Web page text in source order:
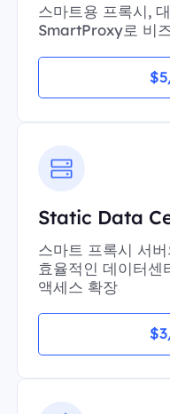
스마트용 프록시,
SmartProxy로 비
Static Data
스마트 프록시 서
효율적인 데이터센
액세스 확장